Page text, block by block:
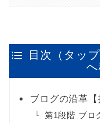
目次（タッ
へ
ブログの沿革【
第1段階 ブロ